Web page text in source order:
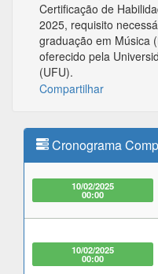
Certificação de
2025, requisito
graduação em Música
oferecido pela
(UFU).
Compartilhar
Cronograma
10/02/2025
00:00
10/02/2025
00:00